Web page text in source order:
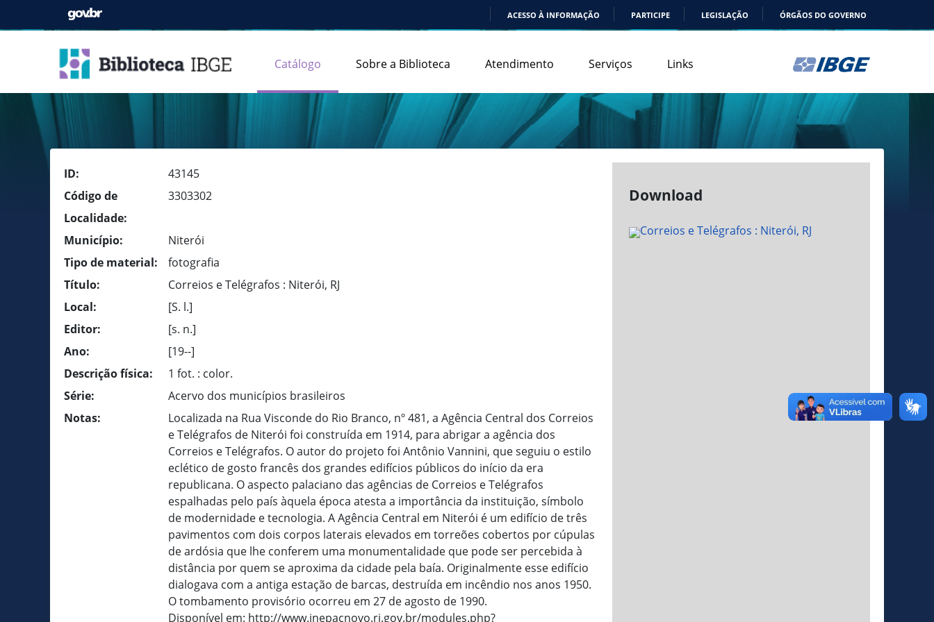
ACESSO À INFORMAÇÃO PARTICIPE LEGISLAÇÃO ÓRGÃOS DO GOVERNO
Catálogo Sobre a Biblioteca Atendimento Serviços Links
ID:
43145
Código de
Localidade:
3303302
Município:
Niterói
Tipo de material:
fotografia
Título:
Correios e Telégrafos : Niterói, RJ
Local:
[S. l.]
Editor:
[s. n.]
Ano:
[19--]
Descrição física:
1 fot. : color.
Série:
Acervo dos municípios brasileiros
Notas:
Localizada na Rua Visconde do Rio Branco, nº 481, a Agência Central dos Correios
e Telégrafos de Niterói foi construída em 1914, para abrigar a agência dos
Correios e Telégrafos. O autor do projeto foi Antônio Vannini, que seguiu o estilo
eclético de gosto francês dos grandes edifícios públicos do início da era
republicana. O aspecto palaciano das agências de Correios e Telégrafos
espalhadas pelo país àquela época atesta a importância da instituição, símbolo
de modernidade e tecnologia. A Agência Central em Niterói é um edifício de três
pavimentos com dois corpos laterais elevados em torreões cobertos por cúpulas
de ardósia que lhe conferem uma monumentalidade que pode ser percebida à
distância por quem se aproxima da cidade pela baía. Originalmente esse edifício
dialogava com a antiga estação de barcas, destruída em incêndio nos anos 1950.
O tombamento provisório ocorreu em 27 de agosto de 1990.
Disponível em: http://www.inepacnovo.rj.gov.br/modules.php?
Download